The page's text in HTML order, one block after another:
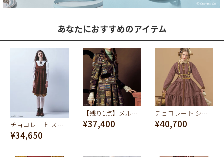
あなたにおすすめのアイテム
チョコレート スリーブレスドレス
¥34,650
【残り1点】メルティーブックシェルフ ジャケット
¥37,400
チョコレート シャツドレス
¥40,700